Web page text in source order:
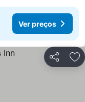
Ver preços
Partilhar